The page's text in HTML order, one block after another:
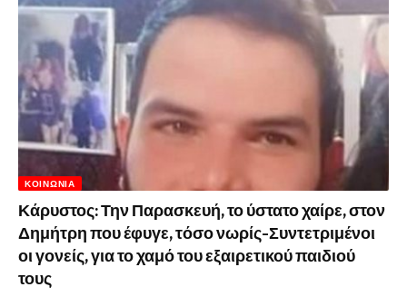
ΚΟΙΝΩΝΊΑ
Κάρυστος: Την Παρασκευή, το ύστατο χαίρε, στον
Δημήτρη που έφυγε, τόσο νωρίς-Συντετριμένοι
οι γονείς, για το χαμό του εξαιρετικού παιδιού
τους